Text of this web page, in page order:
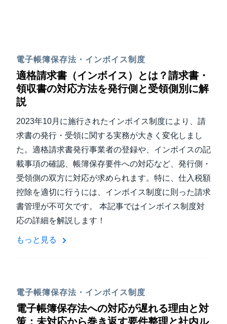
電子帳簿保存法・インボイス制度
適格請求書（インボイス）とは？請求書・
領収書の対応方法を発行側と受領側別に解
説
2023年10月に施行されたインボイス制度により、請
求書の発行・受領に関する実務が大きく変化しまし
た。適格請求書発行事業者の登録や、インボイスの記
載事項の確認、帳簿保存要件への対応など、発行側・
受領側の双方に対応が求められます。特に、仕入税額
控除を適切に行うには、インボイス制度に則った請求
書管理が不可欠です。 本記事ではインボイス制度対
応の詳細を解説します！
もっと見る
電子帳簿保存法・インボイス制度
電子帳簿保存法への対応が遅れる理由と対
策：未対応から巻き返す要件整理と社内ル